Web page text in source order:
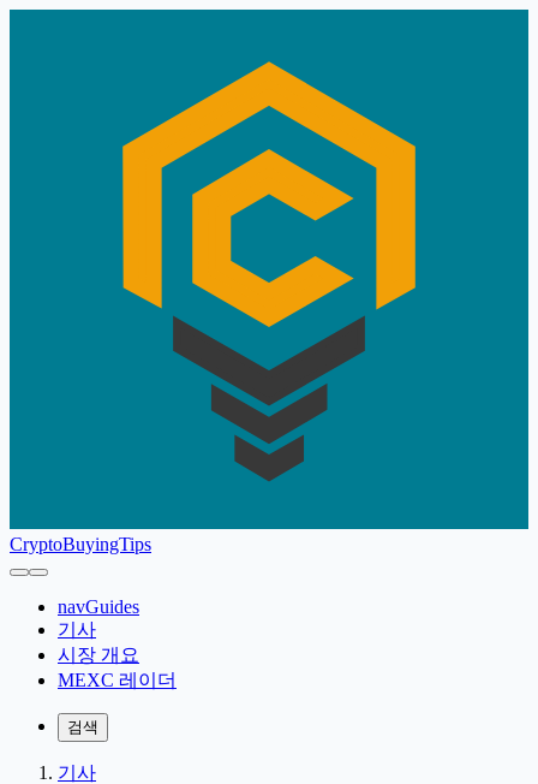
CryptoBuyingTips
navGuides
기사
시장 개요
MEXC 레이더
검색
기사